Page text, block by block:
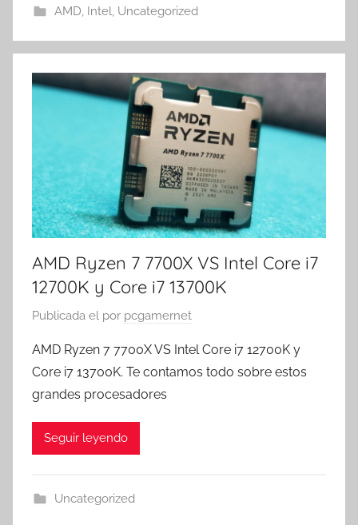
AMD, Intel, Uncategorized
AMD Ryzen 7 7700X VS Intel Core i7
12700K y Core i7 13700K
Publicada el por pcgamernet
AMD Ryzen 7 7700X VS Intel Core i7 12700K y
Core i7 13700K. Te contamos todo sobre estos
grandes procesadores
Seguir leyendo
Uncategorized